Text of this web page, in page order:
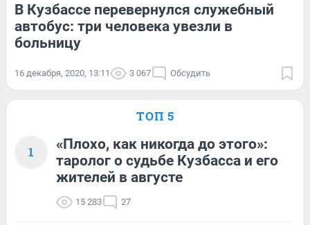
В Кузбассе перевернулся служебный
автобус: три человека увезли в
больницу
16 декабря, 2020, 13:11 3 067 Обсудить
ТОП 5
1
«Плохо, как никогда до этого»:
таролог о судьбе Кузбасса и его
жителей в августе
15 283 27